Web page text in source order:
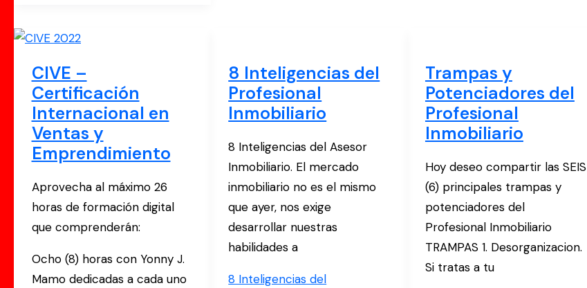
CIVE –
Certificación
Internacional en
Ventas y
Emprendimiento
Aprovecha al máximo 26
horas de formación digital
que comprenderán:
Ocho (8) horas con Yonny J.
Mamo dedicadas a cada uno
8 Inteligencias del
Profesional
Inmobiliario
8 Inteligencias del Asesor
Inmobiliario. El mercado
inmobiliario no es el mismo
que ayer, nos exige
desarrollar nuestras
habilidades a
8 Inteligencias del
Trampas y
Potenciadores del
Profesional
Inmobiliario
Hoy deseo compartir las SEIS
(6) principales trampas y
potenciadores del
Profesional Inmobiliario
TRAMPAS 1. Desorganizacion.
Si tratas a tu